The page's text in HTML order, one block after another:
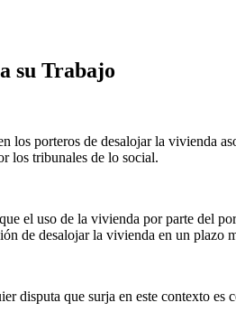
su Trabajo
porteros de desalojar la vivienda
los tribunales de lo social.
el uso de la vivienda por parte del
de desalojar la vivienda en un plazo
disputa que surja en este contexto es